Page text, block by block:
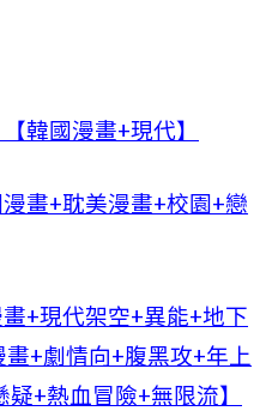
韓國漫畫+現代】
畫+耽美漫畫+校園+戀
+現代架空+異能+地下
+劇情向+腹黑攻+年上
+熱血冒險+無限流】